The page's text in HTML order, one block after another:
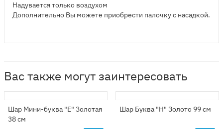
Надувается только воздухом
Дополнительно Вы можете приобрести палочку с насадкой.
Вас также могут заинтересовать
Шар Мини-буква "Е" Золотая
38 см
Шар Буква "Н" Золото 99 см